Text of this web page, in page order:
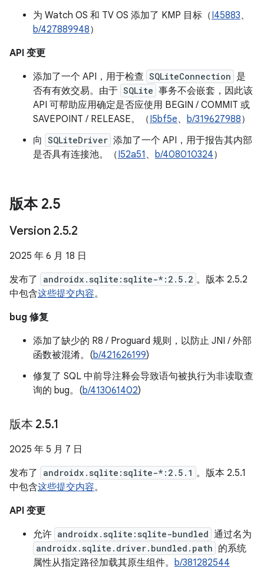
为 Watch OS 和 TV OS 添加了 KMP 目标（I45883、
b/427889948）
API 变更
添加了一个 API，用于检查 SQLiteConnection 是
否有有效交易。由于 SQLite 事务不会嵌套，因此该
API 可帮助应用确定是否应使用 BEGIN / COMMIT 或
SAVEPOINT / RELEASE。（I5bf5e、 b/319627988）
向 SQLiteDriver 添加了一个 API，用于报告其内部
是否具有连接池。（I52a51 、 b/408010324）
版本 2.5
Version 2.5.2
2025 年 6 月 18 日
发布了
androidx.sqlite:sqlite-*:2.5.2 。版本 2.5.2
中包含这些提交内容。
bug 修复
添加了缺少的 R8 / Proguard 规则，以防止 JNI / 外部
函数被混淆。(b/421626199)
修复了 SQL 中前导注释会导致语句被执行为非读取查
询的 bug。(b/413061402)
版本 2.5.1
2025 年 5 月 7 日
发布了
androidx.sqlite:sqlite-*:2.5.1 。版本 2.5.1
中包含这些提交内容。
API 变更
允许 androidx.sqlite:sqlite-bundled 通过名为
androidx.sqlite.driver.bundled.path 的系统
属性从指定路径加载其原生组件。 b/381282544